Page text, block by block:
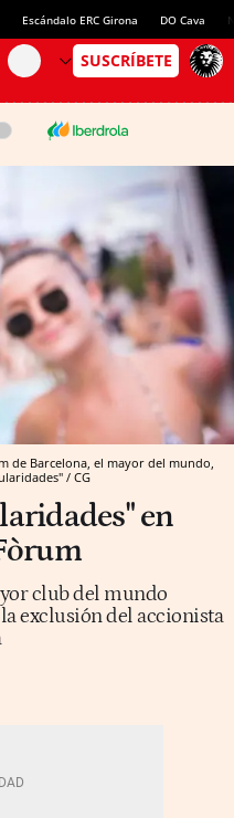
Escándalo ERC Girona DO Cava
de Barcelona, el mayor del mundo,
/ CG
en
club del mundo
exclusión del accionista